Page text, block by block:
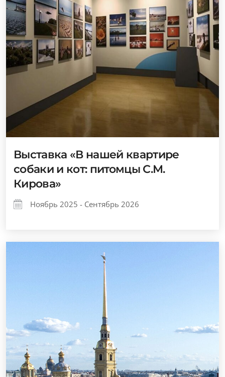
Выставка «В нашей квартире
собаки и кот: питомцы С.М.
Кирова»
Ноябрь 2025 - Сентябрь 2026